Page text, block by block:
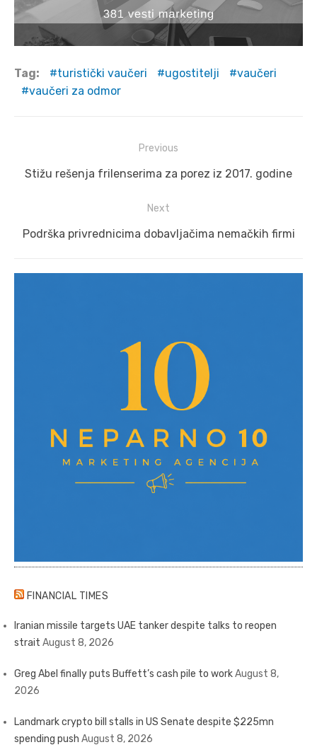
Tag: turistički vaučeri ugostitelji
vaučeri
vaučeri za odmor
navigation
Previous
Previous
Stižu rešenja frilenserima za porez iz 2017. godine
Next
Next
Podrška privrednicima dobavljačima nemačkih firmi
FINANCIAL TIMES
Iranian missile targets UAE tanker despite talks to reopen
strait August 8, 2026
Greg Abel finally puts Buffett’s cash pile to workAugust 8,
2026
Landmark crypto bill stalls in US Senate despite $225mn
spending push August 8, 2026